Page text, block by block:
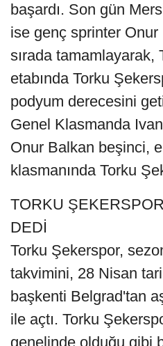
başardı. Son gün
ise genç sprinter Onur
sırada tamamlayarak,
etabında Torku
podyum derecesini
Genel Klasmanda
Onur Balkan beşinci,
klasmanında Torku
TORKU
DEDİ
Torku Şekerspor,
takvimini, 28 Nisan
başkenti Belgrad'tan
ile açtı. Torku
genelinde olduğu gibi